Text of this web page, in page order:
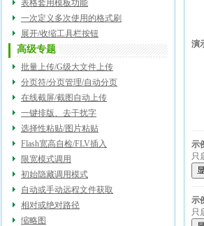
表格套用模板功能
一次定义多次使用的格式刷
展开/收缩工具栏按钮
高级专题
批量上传/G级大文件上传
分页符/分页管理/自动分页
在线截屏/截图自动上传
一键排版、去干扰字
选择性粘贴/图片粘贴
Flash宽高自检/FLV插入
限宽模式调用
初始隐藏调用模式
自动或手动远程文件获取
相对或绝对路径
缩略图
演
示
只
示
只